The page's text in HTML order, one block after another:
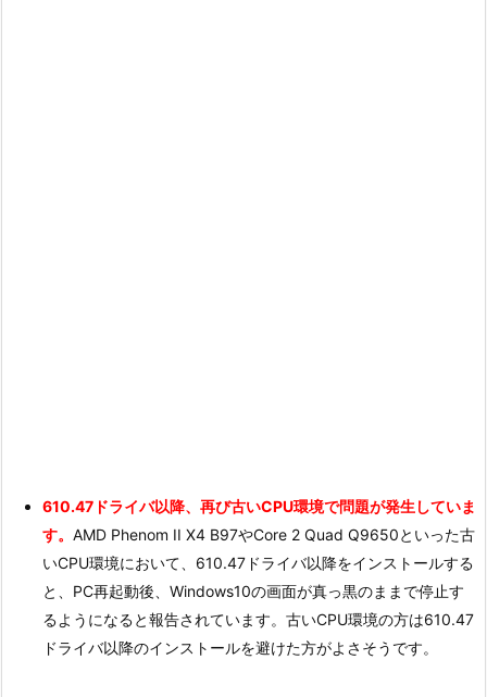
610.47ドライバ以降、再び古いCPU環境で問題が発生していま
す。 AMD Phenom II X4 B97やCore 2 Quad Q9650といった古
いCPU環境において、610.47ドライバ以降をインストールする
と、PC再起動後、Windows10の画面が真っ黒のままで停止す
るようになると報告されています。古いCPU環境の方は610.47
ドライバ以降のインストールを避けた方がよさそうです。